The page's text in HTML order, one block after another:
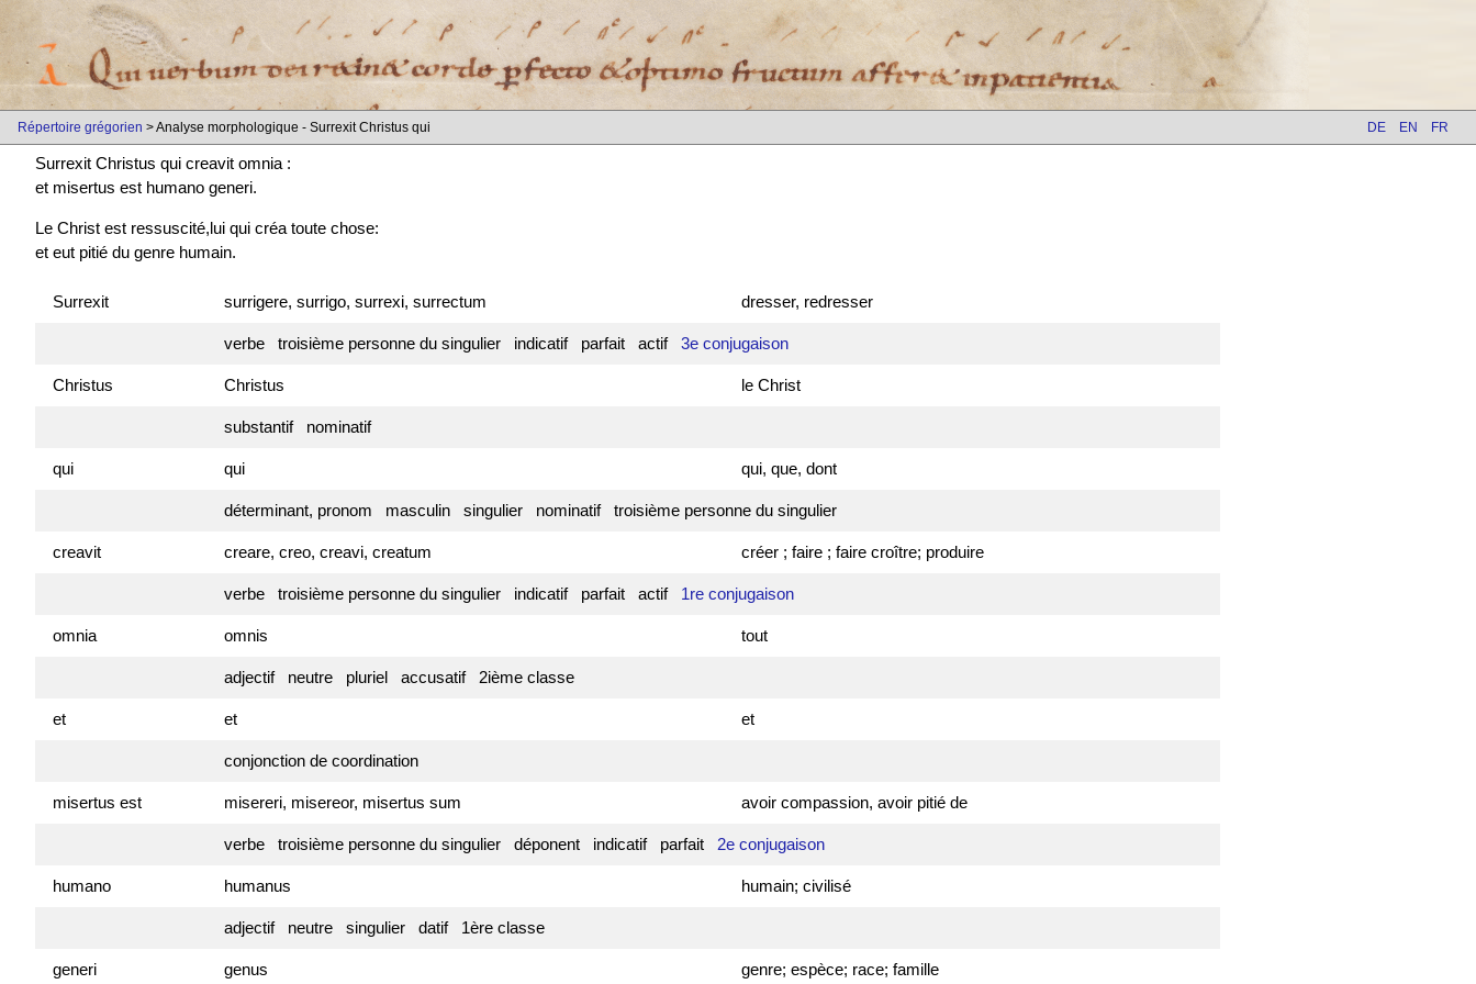
Répertoire grégorien > Analyse morphologique - Surrexit Christus qui DE EN FR
Surrexit Christus qui creavit omnia :
et misertus est humano generi.
Le Christ est ressuscité,lui qui créa toute chose:
et eut pitié du genre humain.
Surrexit surrigere, surrigo, surrexi, surrectum dresser, redresser
verbe troisième personne du singulier indicatif parfait actif 3e conjugaison
Christus Christus le Christ
substantif nominatif
qui qui qui, que, dont
déterminant, pronom masculin singulier nominatif troisième personne du singulier
creavit creare, creo, creavi, creatum créer ; faire ; faire croître; produire
verbe troisième personne du singulier indicatif parfait actif 1re conjugaison
omnia omnis tout
adjectif neutre pluriel accusatif 2ième classe
et et et
conjonction de coordination
misertus est misereri, misereor, misertus sum avoir compassion, avoir pitié de
verbe troisième personne du singulier déponent indicatif parfait 2e conjugaison
humano humanus humain; civilisé
adjectif neutre singulier datif 1ère classe
generi genus genre; espèce; race; famille